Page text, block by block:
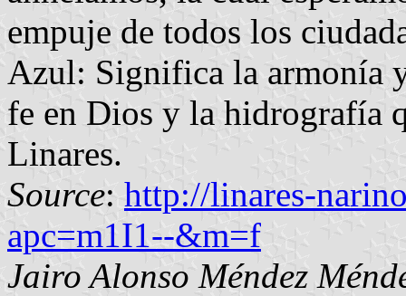
empuje de todos los
Azul: Significa la armonía
fe en Dios y la hidrografía
Linares.
Source: http://linares-
apc=m1I1--&m=f
Jairo Alonso Méndez